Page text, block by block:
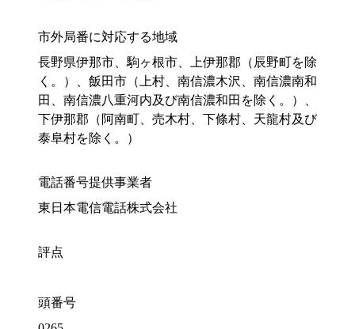
市外局番に対応する地域
長野県伊那市、駒ヶ根市、上伊那郡（辰野町を除
く。）、飯田市（上村、南信濃木沢、南信濃南和
田、南信濃八重河内及び南信濃和田を除く。）、
下伊那郡（阿南町、売木村、下條村、天龍村及び
泰阜村を除く。）
電話番号提供事業者
東日本電信電話株式会社
評点
頭番号